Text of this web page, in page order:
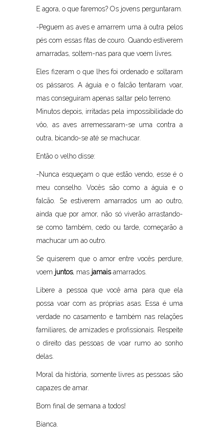
E agora, o que faremos? Os jovens perguntaram.
-Peguem as aves e amarrem uma à outra pelos
pés com essas fitas de couro. Quando estiverem
amarradas, soltem-nas para que voem livres.
Eles fizeram o que lhes foi ordenado e soltaram
os pássaros. A águia e o falcão tentaram voar,
mas conseguiram apenas saltar pelo terreno.
Minutos depois, irritadas pela impossibilidade do
vôo, as aves arremessaram-se uma contra a
outra, bicando-se até se machucar.
Então o velho disse:
-Nunca esqueçam o que estão vendo, esse é o
meu conselho. Vocês são como a águia e o
falcão. Se estiverem amarrados um ao outro,
ainda que por amor, não só viverão arrastando-
se como também, cedo ou tarde, começarão a
machucar um ao outro.
Se quiserem que o amor entre vocês perdure,
voem juntos, mas jamaisamarrados.
Libere a pessoa que você ama para que ela
possa voar com as próprias asas. Essa é uma
verdade no casamento e também nas relações
familiares, de amizades e profissionais. Respeite
o direito das pessoas de voar rumo ao sonho
delas.
Moral da história, somente livres as pessoas são
capazes de amar.
Bom final de semana a todos!
Bianca.